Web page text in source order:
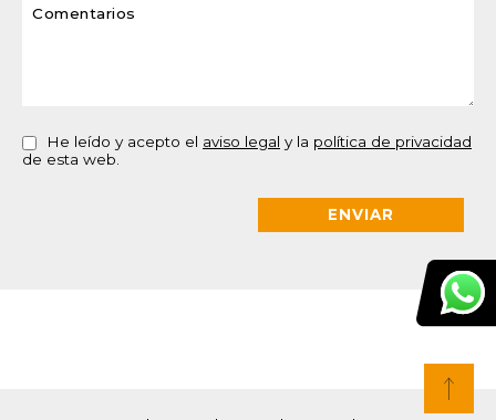
He leído y acepto el aviso legal y la política de privacidad
de esta web.